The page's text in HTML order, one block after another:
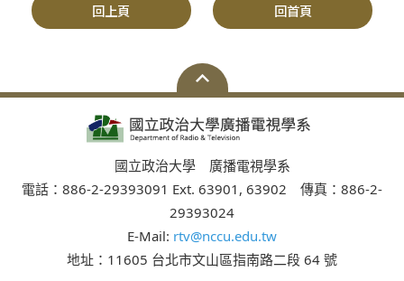
回上頁 回首頁
國立政治大學 廣播電視學系
電話：886-2-29393091 Ext. 63901, 63902 傳真：886-2-
29393024
E-Mail: rtv@nccu.edu.tw
地址：11605 台北市文山區指南路二段 64 號